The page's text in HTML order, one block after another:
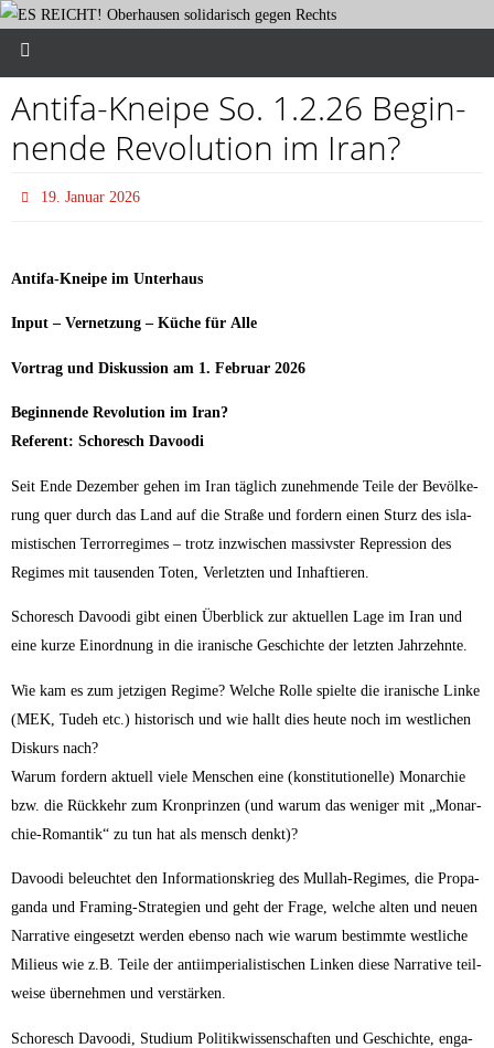
Anti­fa-Knei­pe So. 1.2.26 Begin­
nen­de Revo­lu­ti­on im Iran?
19. Januar 2026
Anti­fa-Knei­pe im Unterhaus
Input – Ver­net­zung – Küche für Alle
Vor­trag und Dis­kus­si­on am 1. Febru­ar 2026
Begin­nen­de Revo­lu­ti­on im Iran?
Refe­rent: Scho­resch Davoodi
Seit Ende Dezem­ber gehen im Iran täg­lich zuneh­men­de Tei­le der Bevöl­ke­
rung quer durch das Land auf die Stra­ße und for­dern einen Sturz des isla­
mis­ti­schen Ter­ror­re­gimes – trotz inzwi­schen mas­sivs­ter Repres­si­on des
Regimes mit tau­sen­den Toten, Ver­letz­ten und Inhaftieren.
Scho­resch Davoo­di gibt einen Über­blick zur aktu­el­len Lage im Iran und
eine kur­ze Ein­ord­nung in die ira­ni­sche Geschich­te der letz­ten Jahrzehnte.
Wie kam es zum jet­zi­gen Regime? Wel­che Rol­le spiel­te die ira­ni­sche Lin­ke
(MEK, Tudeh etc.) his­to­risch und wie hallt dies heu­te noch im west­li­chen
Dis­kurs nach?
War­um for­dern aktu­ell vie­le Men­schen eine (kon­sti­tu­tio­nel­le) Mon­ar­chie
bzw. die Rück­kehr zum Kron­prin­zen (und war­um das weni­ger mit „Mon­ar­
chie-Roman­tik“ zu tun hat als mensch denkt)?
Davoo­di beleuch­tet den Infor­ma­ti­ons­krieg des Mul­lah-Regimes, die Pro­pa­
gan­da und Framing-Stra­te­gien und geht der Fra­ge, wel­che alten und neu­en
Nar­ra­ti­ve ein­ge­setzt wer­den eben­so nach wie war­um bestimm­te west­li­che
Milieus wie z.B. Tei­le der anti­im­pe­ria­lis­ti­schen Lin­ken die­se Nar­ra­ti­ve teil­
wei­se über­neh­men und verstärken.
Scho­resch Davoo­di, Stu­di­um Poli­tik­wis­sen­schaf­ten und Geschich­te, enga­